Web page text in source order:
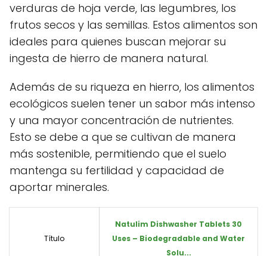
verduras de hoja verde, las legumbres, los
frutos secos y las semillas. Estos alimentos son
ideales para quienes buscan mejorar su
ingesta de hierro de manera natural.
Además de su riqueza en hierro, los alimentos
ecológicos suelen tener un sabor más intenso
y una mayor concentración de nutrientes.
Esto se debe a que se cultivan de manera
más sostenible, permitiendo que el suelo
mantenga su fertilidad y capacidad de
aportar minerales.
Título
Natulim Dishwasher Tablets 30
Uses – Biodegradable and Water
Solu...